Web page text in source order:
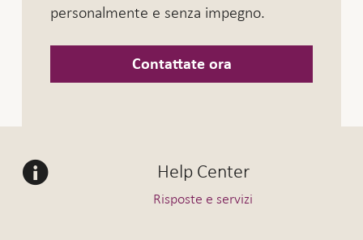
personalmente e senza impegno.
Contattate ora
Help Center
Risposte e servizi